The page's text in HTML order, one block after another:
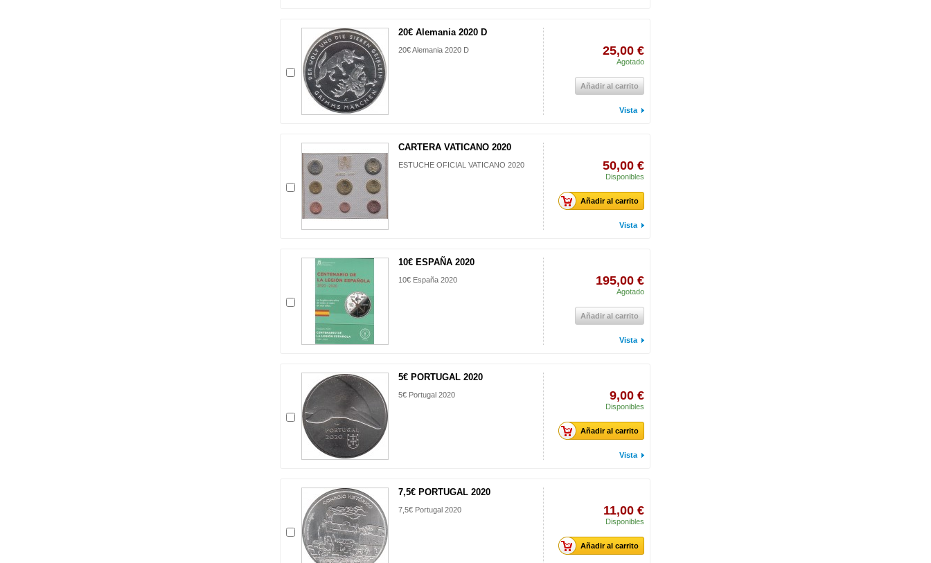
20€ Alemania 2020 D
20€ Alemania 2020 D 25,00 €
Agotado
Añadir al carrito
Vista
CARTERA VATICANO 2020
ESTUCHE OFICIAL VATICANO 2020 50,00 €
Disponibles
Añadir al carrito
Vista
10€ ESPAÑA 2020
10€ España 2020 195,00 €
Agotado
Añadir al carrito
Vista
5€ PORTUGAL 2020
5€ Portugal 2020 9,00 €
Disponibles
Añadir al carrito
Vista
7,5€ PORTUGAL 2020
7,5€ Portugal 2020 11,00 €
Disponibles
Añadir al carrito